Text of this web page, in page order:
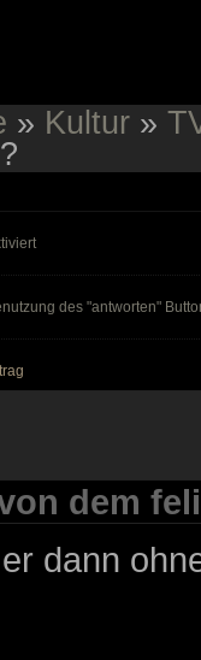
» Kultur »
des "antworten"
dem
dann